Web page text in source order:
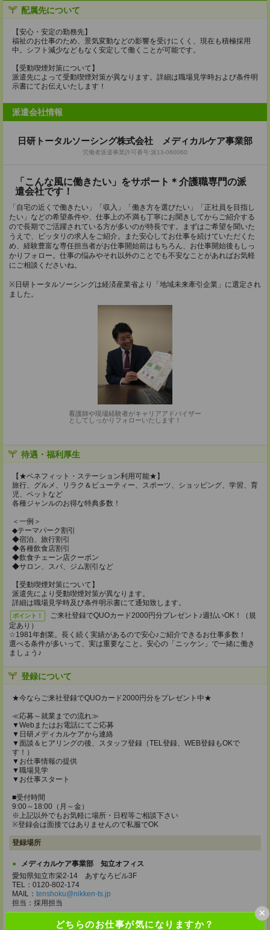
どちらのお仕事が気になりますか？
×
配属先について
【安心・安定の勤務先】
福祉のお仕事のため、景気変動などの影響を受けにくく、現在も積極採用
中。シフト減少などもなく安定して働くことが可能です。
【受動喫煙対策について】
派遣先によって受動喫煙対策が異なります。詳細は職場見学時および条件明
示書にてお伝えいたします！
派遣会社情報
日研トータルソーシング株式会社 メディカルケア事業部
労働者派遣事業許可番号:派13-060060
「こんな風に働きたい」をサポート＊介護職専門の派
遣会社です！
「自宅の近くで働きたい」「収入」「働き方を選びたい」「正社員を目指し
たい」などの希望条件や、仕事上の不満も丁寧にお聞きしてからご紹介する
ので長期でご活躍されている方が多いのが特長です。まずはご希望を聞いた
うえで、ピッタリの求人をご紹介。また安心してお仕事を続けていただくた
め、経験豊富な専任担当者がお仕事開始前はもちろん、お仕事開始後もしっ
かりフォロー。仕事の悩みやそれ以外のことでも不安なことがあればお気軽
にご相談くださいね。
※日研トータルソーシングは経済産業省より「地域未来牽引企業」に選定され
ました。
看護師や現場経験者がキャリアアドバイザー
としてしっかりフォローいたします！
待遇・福利厚生
【★ベネフィット・ステーション利用可能★】
旅行、グルメ、リラク＆ビューティー、スポーツ、ショッピング、学習、育
児、ペットなど
各種ジャンルのお得な特典多数！
＜一例＞
◆テーマパーク割引
◆宿泊、旅行割引
◆各種飲食店割引
◆飲食チェーン店クーポン
◆サロン、スパ、ジム割引など
【受動喫煙対策について】
派遣先により受動喫煙対策が異なります。
詳細は職場見学時及び条件明示書にて通知致します。
ポイント！
ご来社登録でQUOカード2000円分プレゼント♪週払いOK！（規
定あり）
☆1981年創業。長く続く実績があるので安心♪ご紹介できるお仕事多数！
選べる条件が多いって、実は重要なこと。安心の「ニッケン」で一緒に働き
ましょう♪
登録について
★今ならご来社登録でQUOカード2000円分をプレゼント中★
≪応募～就業までの流れ≫
▼Webまたはお電話にてご応募
▼日研メディカルケアから連絡
▼面談＆ヒアリングの後、スタッフ登録（TEL登録、WEB登録もOKで
す！）
▼お仕事情報の提供
▼職場見学
▼お仕事スタート
■受付時間
9:00～18:00（月～金）
※上記以外でもお気軽に場所・日程等ご相談下さい
※登録会は面接ではありませんので私服でOK
登録場所
メディカルケア事業部 知立オフィス
愛知県知立市栄2-14 あすなろビル3F
TEL：0120-802-174
MAIL： tenshoku@nikken-ts.jp
担当：採用担当
メディカルケア事業部 名古屋オフィス